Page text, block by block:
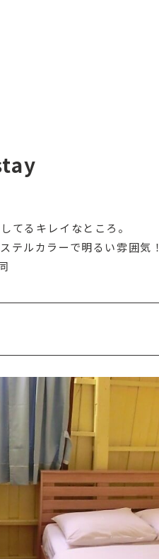
てるキレイなところ。
テルカラーで明るい雰囲気！